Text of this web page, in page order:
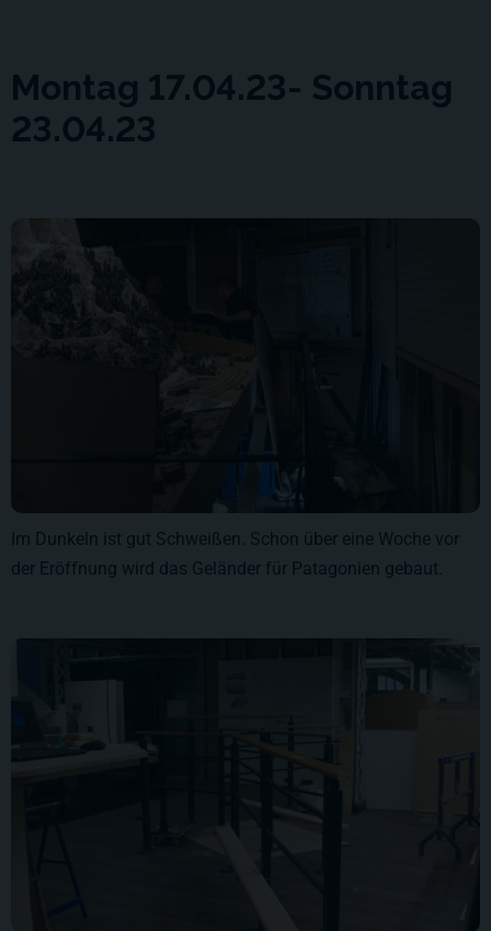
Montag 17.04.23- Sonntag
23.04.23
Im Dunkeln ist gut Schweißen. Schon über eine Woche vor
der Eröffnung wird das Geländer für Patagonien gebaut.